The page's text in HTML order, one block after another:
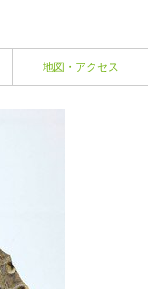
地図・アクセス